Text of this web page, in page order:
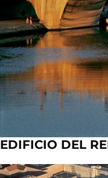
EDIFICIO DEL